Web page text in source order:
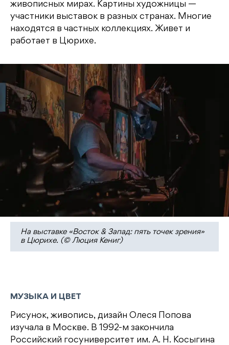
живописных мирах. Картины художницы —
участники выставок в разных странах. Многие
находятся в частных коллекциях. Живет и
работает в Цюрихе.
На выставке «Восток & Запад: пять точек зрения»
в Цюрихе. (© Люция Кениг)
МУЗЫКА И ЦВЕТ
Рисунок, живопись, дизайн Олеся Попова
изучала в Москве. В 1992-м закончила
Российский госуниверситет им. А. Н. Косыгина